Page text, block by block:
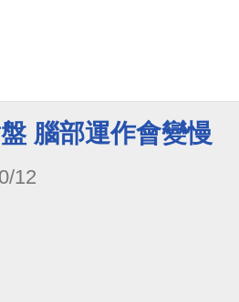
腦部運作會變慢
12